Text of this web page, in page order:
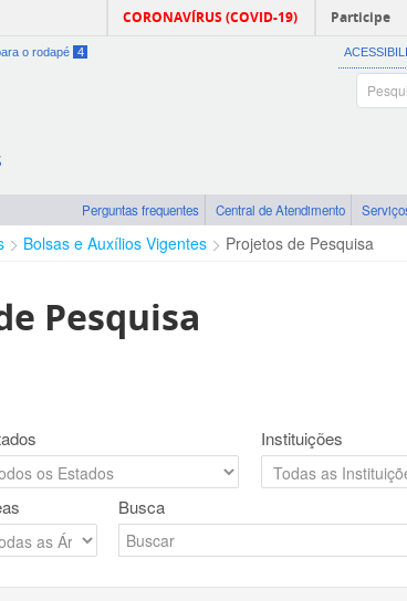
CORONAVÍRUS (COVID-19) Participe
o rodapé 4
Perguntas frequentes Central de Atendimento
Bolsas e Auxílios Vigentes Projetos de Pesquisa
Pesquisa
Instituições
Busca